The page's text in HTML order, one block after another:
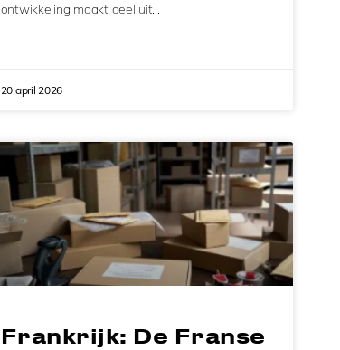
ontwikkeling maakt deel uit…
20 april 2026
Frankrijk: De Franse